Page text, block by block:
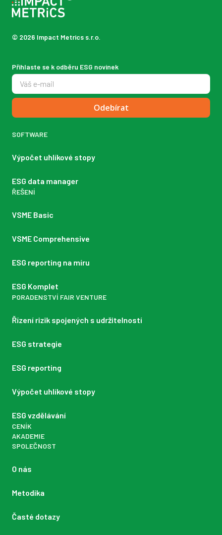
© 2026 Impact Metrics s.r.o.
Přihlaste se k odběru ESG novinek
Odebírat
SOFTWARE
Výpočet uhlíkové stopy
ESG data manager
ŘEŠENÍ
VSME Basic
VSME Comprehensive
ESG reporting na míru
ESG Komplet
PORADENSTVÍ FAIR VENTURE
Řízení rizik spojených s udržitelností
ESG strategie
ESG reporting
Výpočet uhlíkové stopy
ESG vzdělávání
CENÍK
AKADEMIE
SPOLEČNOST
O nás
Metodika
Časté dotazy